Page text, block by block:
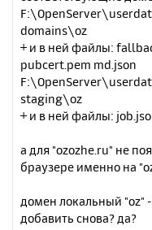
15
16
17
00
01
02
04
domains\oz
+ и в ней файлы:
pubcert.pem md.json
staging\oz
+ и в ней файлы:
а для "ozozhe.ru" не
браузере именно на
домен локальный "oz"
добавить снова? да?